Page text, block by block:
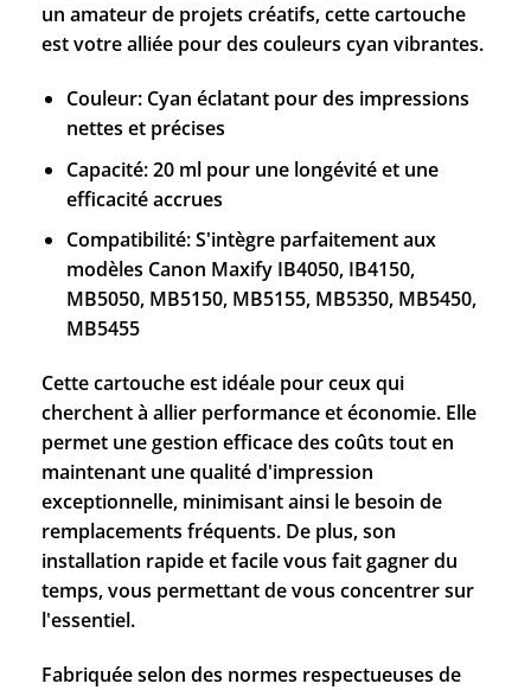
un amateur de projets créatifs, cette cartouche
est votre alliée pour des couleurs cyan vibrantes.
Couleur: Cyan éclatant pour des impressions
nettes et précises
Capacité: 20 ml pour une longévité et une
efficacité accrues
Compatibilité: S'intègre parfaitement aux
modèles Canon Maxify IB4050, IB4150,
MB5050, MB5150, MB5155, MB5350, MB5450,
MB5455
Cette cartouche est idéale pour ceux qui
cherchent à allier performance et économie. Elle
permet une gestion efficace des coûts tout en
maintenant une qualité d'impression
exceptionnelle, minimisant ainsi le besoin de
remplacements fréquents. De plus, son
installation rapide et facile vous fait gagner du
temps, vous permettant de vous concentrer sur
l'essentiel.
Fabriquée selon des normes respectueuses de